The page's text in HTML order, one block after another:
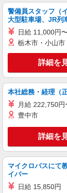
派遣社員
株式会社グロップ
キー
派遣社員
警備員スタッフ（
大型駐車場、JR列
日給 11,000円
栃木市・小山
詳細を
本社総務・経理（
月給 222,750
豊中市
詳細を
マイクロバスにて
イバー
日給 15,850円